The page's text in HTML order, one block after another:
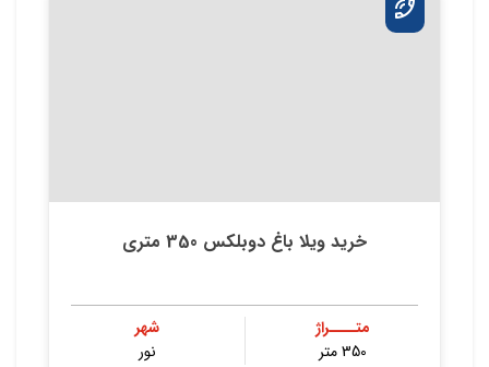
خرید ویلا باغ‌ دوبلکس 350 متری‌
متــــراژ
350 متر
شهر
نور